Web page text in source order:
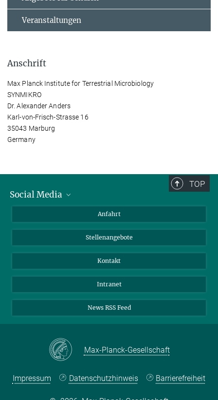
Veranstaltungen
Anschrift
Max Planck Institute for Terrestrial Microbiology
SYNMIKRO
Dr. Alexander Anders
Karl-von-Frisch-Strasse 16
35043 Marburg
Germany
TOP
Social Media
Anfahrt
Stellenangebote
Kontakt
Intranet
News RSS Feed
Max-Planck-Gesellschaft
Impressum Datenschutzhinweis Barrierefreiheit